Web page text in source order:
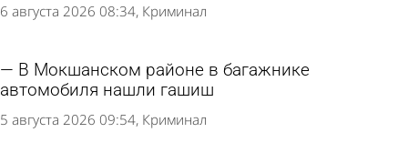
6 августа 2026 08:34 Криминал
В Мокшанском районе в багажнике
автомобиля нашли гашиш
5 августа 2026 09:54 Криминал